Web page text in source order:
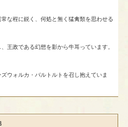
な程に鋭く、何処と無く猛禽類を思わせる
王政である幻想を影から牛耳っています。
ウォルカ・バルトルトを召し抱えていま